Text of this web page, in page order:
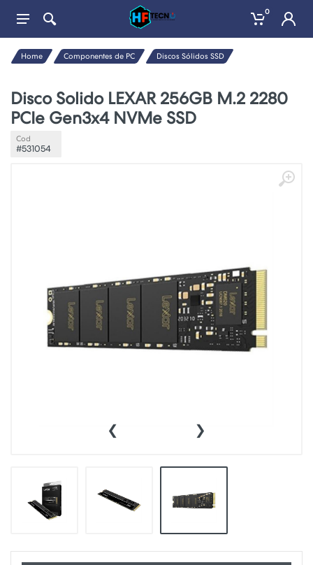
0
Home Componentes de PC Discos Sólidos SSD
Disco Solido LEXAR 256GB M.2 2280
PCIe Gen3x4 NVMe SSD
Cod
#531054
‹ ›